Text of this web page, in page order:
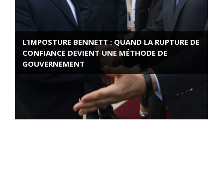
L’IMPOSTURE BENNETT : QUAND LA RUPTURE DE
CONFIANCE DEVIENT UNE MÉTHODE DE
GOUVERNEMENT
ROSE VALLAND, HEROÏNE DE LA RESISTANCE